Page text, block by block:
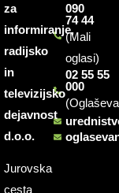
za
informiranje,
radijsko
in
televizijsko
dejavnost
d.o.o.
Jurovska
cesta
090
74 44
(Mali
oglasi)
02 55 55
000